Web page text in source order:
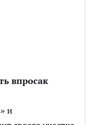
впросак
и